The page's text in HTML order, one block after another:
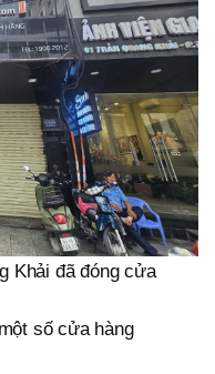
Khải đã đóng cửa
số cửa hàng